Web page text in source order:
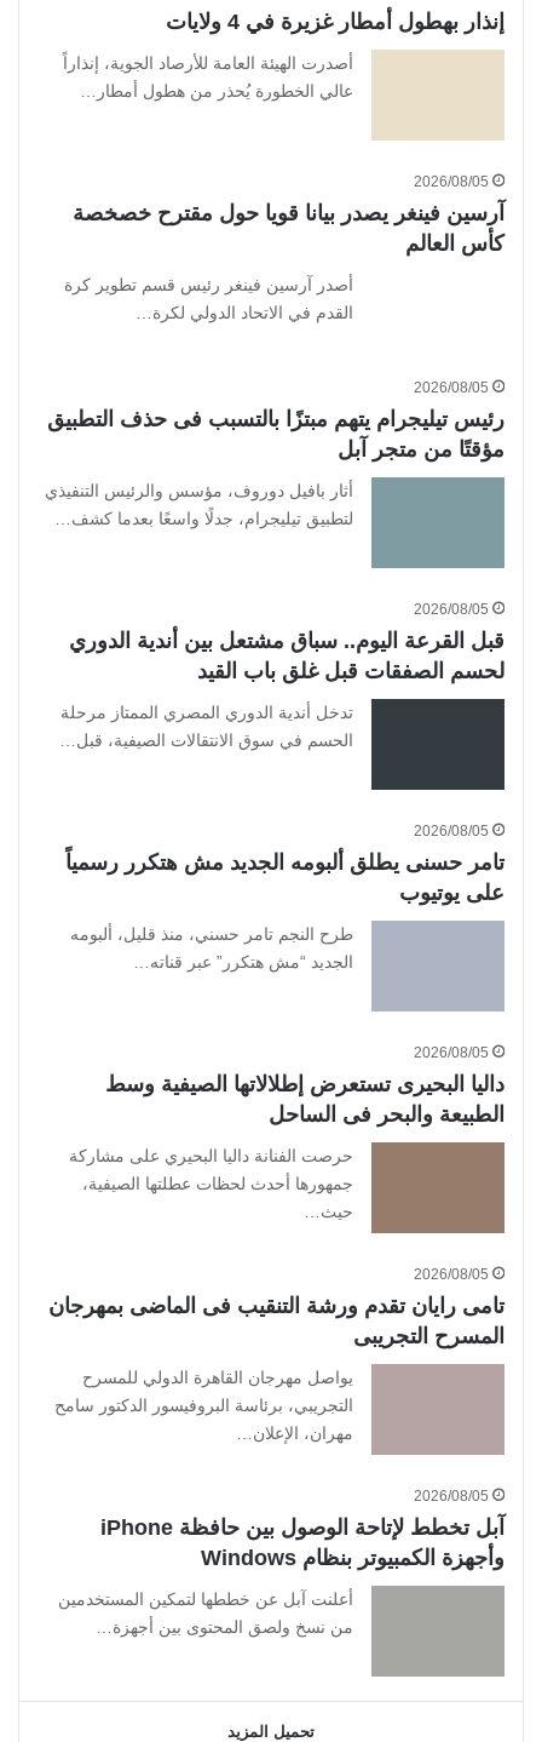
إنذار بهطول أمطار غزيرة في 4 ولايات
أصدرت الهيئة العامة للأرصاد الجوية، إنذاراً
عالي الخطورة يُحذر من هطول أمطار…
2026/08/05
آرسين فينغر يصدر بيانا قويا حول مقترح خصخصة
كأس العالم
أصدر آرسين فينغر رئيس قسم تطوير كرة
القدم في الاتحاد الدولي لكرة…
2026/08/05
رئيس تيليجرام يتهم مبتزًا بالتسبب فى حذف التطبيق
مؤقتًا من متجر آبل
أثار بافيل دوروف، مؤسس والرئيس التنفيذي
لتطبيق تيليجرام، جدلًا واسعًا بعدما كشف…
2026/08/05
قبل القرعة اليوم.. سباق مشتعل بين أندية الدوري
لحسم الصفقات قبل غلق باب القيد
تدخل أندية الدوري المصري الممتاز مرحلة
الحسم في سوق الانتقالات الصيفية، قبل…
2026/08/05
تامر حسنى يطلق ألبومه الجديد مش هتكرر رسمياً
على يوتيوب
طرح النجم تامر حسني، منذ قليل، ألبومه
الجديد “مش هتكرر” عبر قناته…
2026/08/05
داليا البحيرى تستعرض إطلالاتها الصيفية وسط
الطبيعة والبحر فى الساحل
حرصت الفنانة داليا البحيري على مشاركة
جمهورها أحدث لحظات عطلتها الصيفية،
حيث…
2026/08/05
تامى رايان تقدم ورشة التنقيب فى الماضى بمهرجان
المسرح التجريبى
يواصل مهرجان القاهرة الدولي للمسرح
التجريبي، برئاسة البروفيسور الدكتور سامح
مهران، الإعلان…
2026/08/05
آبل تخطط لإتاحة الوصول بين حافظة iPhone
وأجهزة الكمبيوتر بنظام Windows
أعلنت آبل عن خططها لتمكين المستخدمين
من نسخ ولصق المحتوى بين أجهزة…
تحميل المزيد